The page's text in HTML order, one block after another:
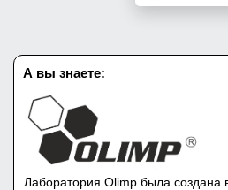
А вы знаете:
Лаборатория Olimp была создана